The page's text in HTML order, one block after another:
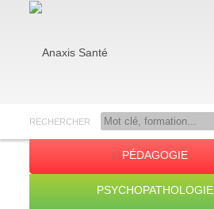
RECHERCHER
PÉDAGOGIE
PSYCHOPATHOLOGIE